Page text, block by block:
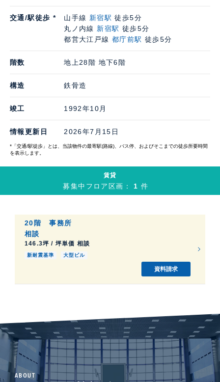
交通/駅徒歩 * 山手線 新宿駅 徒歩5分
丸ノ内線 新宿駅 徒歩5分
都営大江戸線都庁前駅 徒歩5分
階数 地上28階 地下6階
構造 鉄骨造
竣工 1992年10月
情報更新日 2026年7月15日
*「交通/駅徒歩」とは、当該物件の最寄駅(路線)、バス停、およびそこまでの徒歩所要時間
を表示します。
賃貸
募集中フロア区画： 1件
20階事務所
相談
146.3坪 / 坪単価 相談
新耐震基準 大型ビル
資料請求
ABOUT